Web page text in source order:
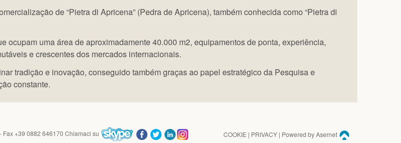
de “Pietra di Apricena” (Pedra de Apricena), também conhecida como “Pietra di
ocupam uma área de aproximadamente 40.000 m2, equipamentos de ponta, experiência,
e crescentes dos mercados internacionais.
tradição e inovação, conseguido também graças ao papel estratégico da Pesquisa e
constante.
Fax +39 0882 646170 Chiamaci su COOKIE | PRIVACY | Powered byAsernet